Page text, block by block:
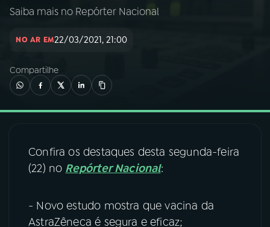
AO VIVO
02 A RÁDIO
04 PROGRAMAS
05PODCASTS
Saiba mais no Repórter Nacional
NO AR EM22/03/2021, 21:00
Compartilhe
Confira os destaques desta segunda-feira
(22) no Repórter Nacional:
- Novo estudo mostra que vacina da
AstraZêneca é segura e eficaz;